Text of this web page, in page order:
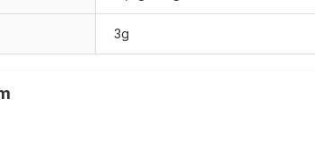
phủ thêm 1 lớp son để đạt được màu son ưng ý.
3g